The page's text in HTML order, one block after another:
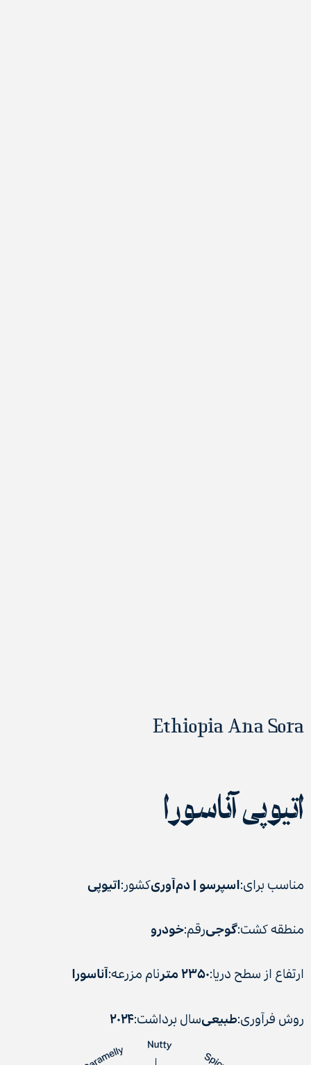
Ethiopia Ana Sora
اتیوپی آناسورا
مناسب برای:اسپرسو | دم‌آوریکشور:اتیوپی
منطقه کشت:گوجیرقم:خودرو
ارتفاع از سطح دریا:۲۳۵۰ متر نام مزرعه:آناسورا
روش فرآوری:طبیعیسال برداشت:۲۰۲۴